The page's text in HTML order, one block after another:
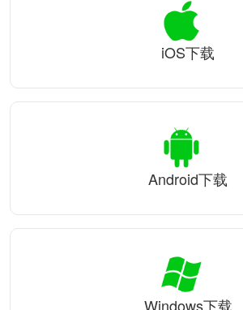
iOS下载
Android下载
Windows下载